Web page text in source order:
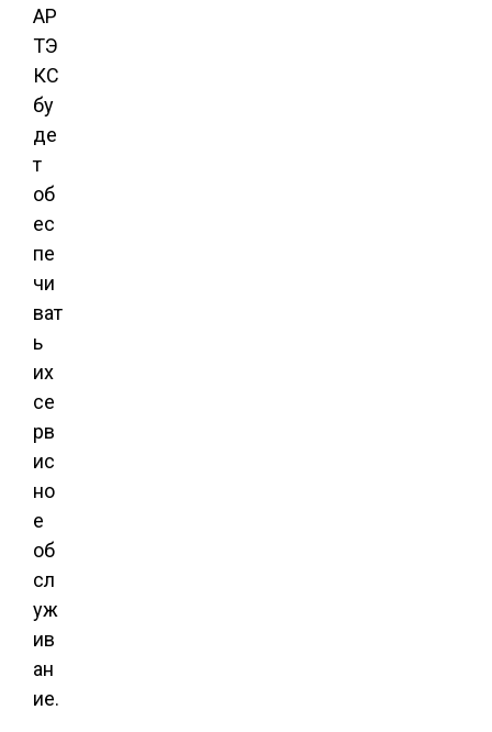
АР
ТЭ
КС
бу
де
т
об
ес
пе
чи
ват
ь
их
се
рв
ис
но
е
об
сл
уж
ив
ан
ие.